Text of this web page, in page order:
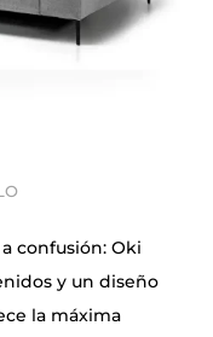
confusión: Oki
y un diseño
la máxima